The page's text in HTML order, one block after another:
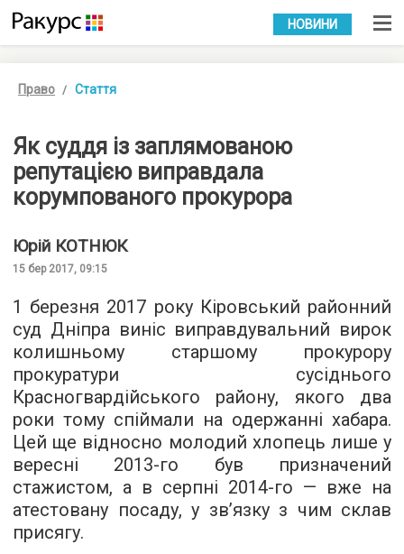
УКР РУС
НОВИНИ
Право Стаття
Як суддя із заплямованою
репутацією виправдала
корумпованого прокурора
Юрій КОТНЮК
15 бер 2017, 09:15
1 березня 2017 року Кіровський районний
суд Дніпра виніс виправдувальний вирок
колишньому старшому прокурору
прокуратури сусіднього
Красногвардійського району, якого два
роки тому спіймали на одержанні хабара.
Цей ще відносно молодий хлопець лише у
вересні 2013-го був призначений
стажистом, а в серпні 2014-го — вже на
атестовану посаду, у зв’язку з чим склав
присягу.